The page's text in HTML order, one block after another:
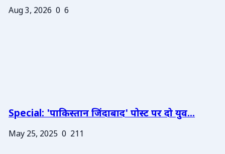
Aug 3, 2026 0 6
Special: 'पाकिस्तान जिंदाबाद' पोस्ट पर दो युव...
May 25, 2025 0 211